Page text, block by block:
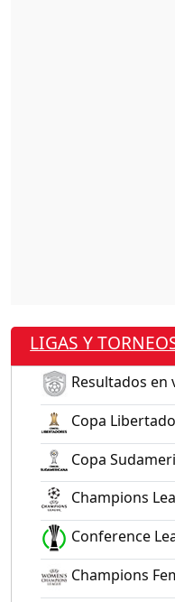
LIGAS Y
Resultados en
Copa
Copa
Champions
Conference
Champions